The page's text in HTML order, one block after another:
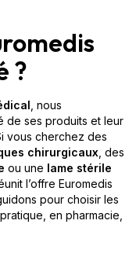
?
, nous
de ses produits et leur
vous cherchez des
chirurgicaux , des
ou une lame stérile
l’offre Euromedis
pour choisir les
en pharmacie,